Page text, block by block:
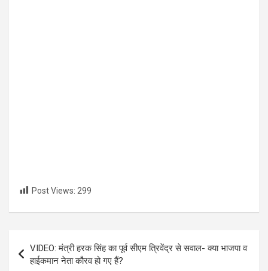
Post Views: 299
navigation
VIDEO: मंत्री हरक सिंह का पूर्व सीएम त्रिवेंद्र से सवाल- क्या भाजपा व
हाईकमान नेता कौरव हो गए हैं?